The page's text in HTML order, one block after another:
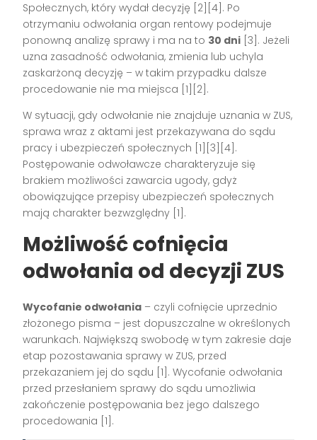
Społecznych, który wydał decyzję [2][4]. Po
otrzymaniu odwołania organ rentowy podejmuje
ponowną analizę sprawy i ma na to 30 dni [3]. Jeżeli
uzna zasadność odwołania, zmienia lub uchyla
zaskarżoną decyzję – w takim przypadku dalsze
procedowanie nie ma miejsca [1][2].
W sytuacji, gdy odwołanie nie znajduje uznania w ZUS,
sprawa wraz z aktami jest przekazywana do sądu
pracy i ubezpieczeń społecznych [1][3][4].
Postępowanie odwoławcze charakteryzuje się
brakiem możliwości zawarcia ugody, gdyż
obowiązujące przepisy ubezpieczeń społecznych
mają charakter bezwzględny [1].
Możliwość cofnięcia
odwołania od decyzji ZUS
Wycofanie odwołania – czyli cofnięcie uprzednio
złożonego pisma – jest dopuszczalne w określonych
warunkach. Największą swobodę w tym zakresie daje
etap pozostawania sprawy w ZUS, przed
przekazaniem jej do sądu [1]. Wycofanie odwołania
przed przesłaniem sprawy do sądu umożliwia
zakończenie postępowania bez jego dalszego
procedowania [1].